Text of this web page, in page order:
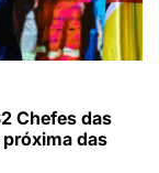
Chefes das
das